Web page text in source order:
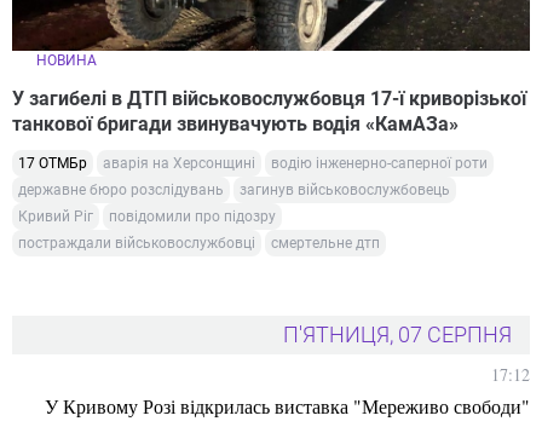
НОВИНА
У загибелі в ДТП військовослужбовця 17-ї криворізької
танкової бригади звинувачують водія «КамАЗа»
17 ОТМБр аварія на Херсонщині
водію інженерно-саперної роти
державне бюро розслідувань
загинув військовослужбовець
Кривий Ріг
повідомили про підозру
постраждали військовослужбовці
смертельне дтп
П'ЯТНИЦЯ, 07 СЕРПНЯ
17:12
У Кривому Розі відкрилась виставка "Мереживо свободи"